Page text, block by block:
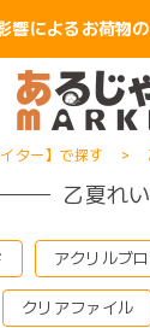
響によるお荷物
イター】で探す
乙夏れい
アクリルブ
クリアファイル